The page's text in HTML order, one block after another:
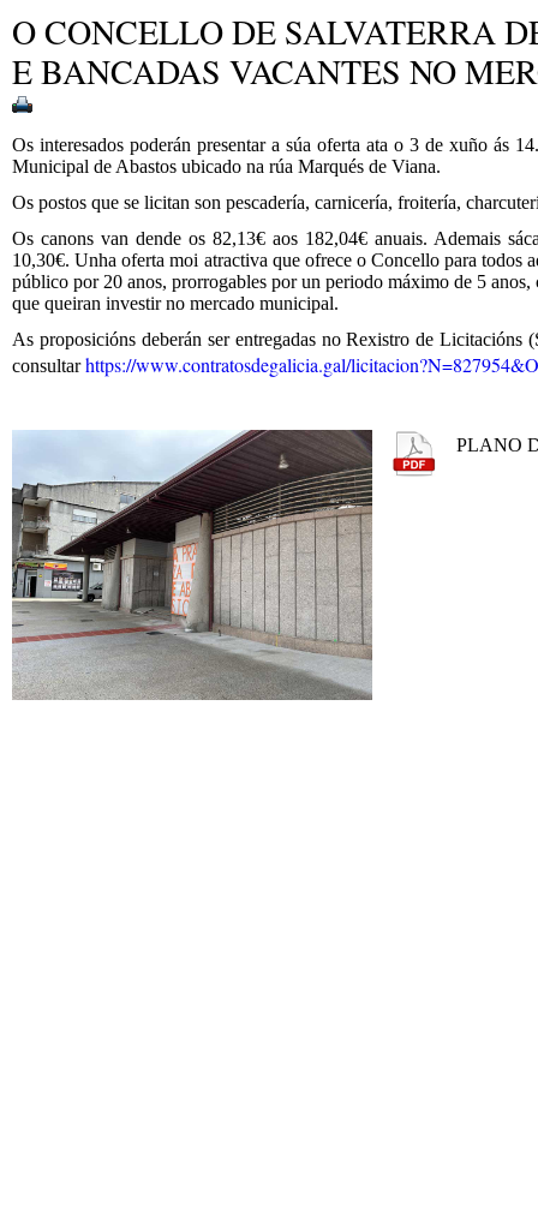
O CONCELLO DE SALVATERRA
E BANCADAS VACANTES NO
Os interesados poderán presentar a súa oferta ata o 3 de xuño ás
Municipal de Abastos ubicado na rúa Marqués de Viana.
Os postos que se licitan son pescadería, carnicería, froitería,
Os canons van dende os 82,13€ aos 182,04€ anuais. Ademais
10,30€. Unha oferta moi atractiva que ofrece o Concello para todos
público por 20 anos, prorrogables por un periodo máximo de 5
que queiran investir no mercado municipal.
As proposicións deberán ser entregadas no Rexistro de
consultarhttps://www.contratosdegalicia.gal/
PLANO